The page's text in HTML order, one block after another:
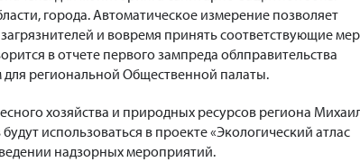
города. Автоматическое измерение позволяет
и вовремя принять соответствующие
в отчете первого зампреда облправительства
региональной Общественной палаты.
хозяйства и природных ресурсов региона
использоваться в проекте «Экологический атлас
надзорных мероприятий.